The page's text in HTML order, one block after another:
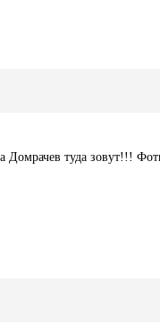
Домрачев туда зовут!!!